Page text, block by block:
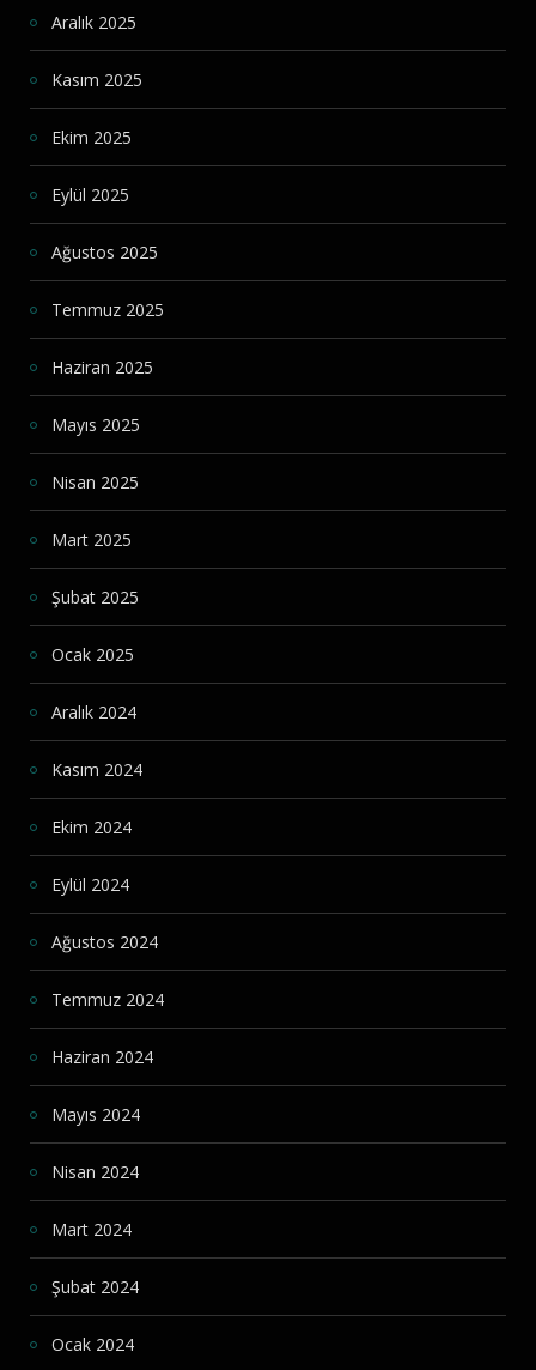
Aralık 2025
Kasım 2025
Ekim 2025
Eylül 2025
Ağustos 2025
Temmuz 2025
Haziran 2025
Mayıs 2025
Nisan 2025
Mart 2025
Şubat 2025
Ocak 2025
Aralık 2024
Kasım 2024
Ekim 2024
Eylül 2024
Ağustos 2024
Temmuz 2024
Haziran 2024
Mayıs 2024
Nisan 2024
Mart 2024
Şubat 2024
Ocak 2024